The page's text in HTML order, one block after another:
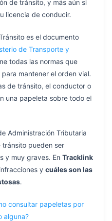
de tránsito, y más aún si
licencia de conducir.
es el documento
de Transporte y
todas las normas que
mantener el orden vial.
de tránsito, el conductor o
una papeleta sobre todo el
Administración Tributaria
tránsito pueden ser
y muy graves. En Tracklink
y cuáles son las
.
consultar papeletas por
alguna?